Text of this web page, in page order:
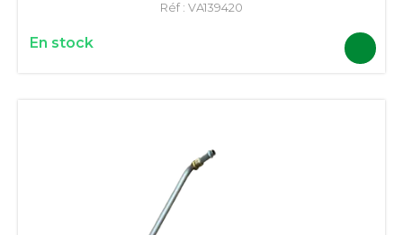
Réf : VA139420
En stock